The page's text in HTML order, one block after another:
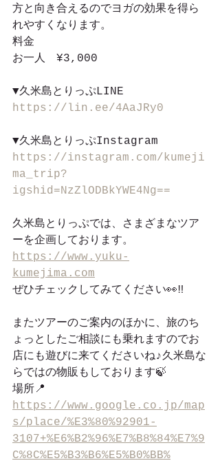
方と向き合えるのでヨガの効果を得ら
れやすくなります。
料金
お一人　¥3,000
▼久米島とりっぷLINE
https://lin.ee/4AaJRy0
▼久米島とりっぷInstagram
https://instagram.com/kumeji
ma_trip?
igshid=NzZlODBkYWE4Ng==
久米島とりっぷでは、さまざまなツア
ーを企画しております。
https://www.yuku-
kumejima.com
ぜひチェックしてみてください👀‼︎
またツアーのご案内のほかに、旅のち
ょっとしたご相談にも乗れますのでお
店にも遊びに来てくださいね♪久米島な
らではの物販もしております🍃
場所📍
https://www.google.co.jp/map
s/place/%E3%80%92901-
3107+%E6%B2%96%E7%B8%84%E7%9
C%8C%E5%B3%B6%E5%B0%BB%